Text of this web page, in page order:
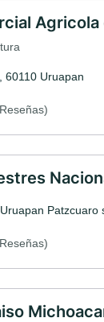
Agricola
60110 Uruapan
Patzcuaro